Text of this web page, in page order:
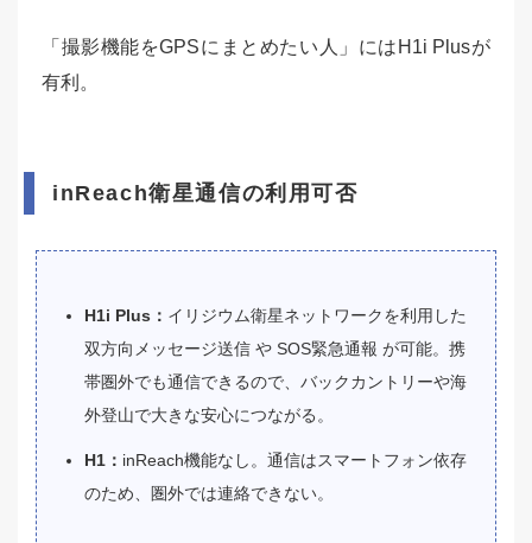
「撮影機能をGPSにまとめたい人」にはH1i Plusが
有利。
inReach衛星通信の利用可否
H1i Plus： イリジウム衛星ネットワークを利用した
双方向メッセージ送信 や SOS緊急通報 が可能。携
帯圏外でも通信できるので、バックカントリーや海
外登山で大きな安心につながる。
H1： inReach機能なし。通信はスマートフォン依存
のため、圏外では連絡できない。